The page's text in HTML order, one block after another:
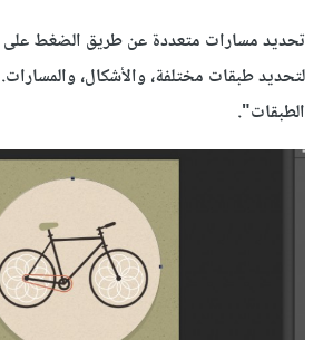
تحديد مسارات متعددة عن طريق الضغط على
لتحديد طبقات مختلفة، والأشكال، والمسارات.
الطبقات"
.